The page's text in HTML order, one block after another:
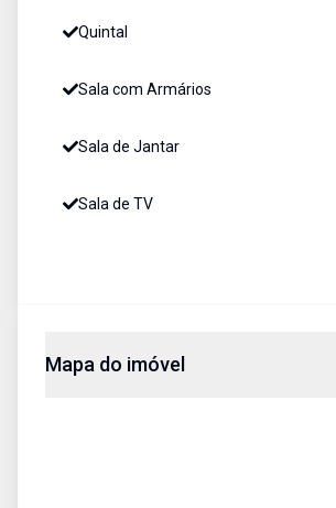
Quintal
Sala com Armários
Sala de Jantar
Sala de TV
Mapa do imóvel